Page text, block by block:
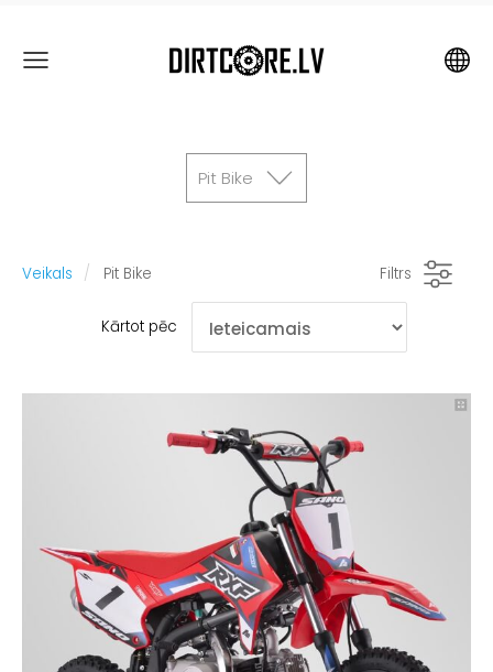
Pit Bike
Veikals Pit Bike Filtrs
Kārtot pēc